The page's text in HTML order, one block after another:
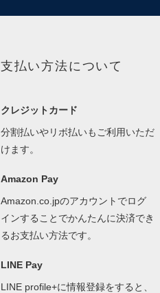
支払い方法について
クレジットカード
分割払いやリボ払いもご利用いただ
けます。
Amazon Pay
Amazon.co.jpのアカウントでログ
インすることでかんたんに決済でき
るお支払い方法です。
LINE Pay
LINE profile+に情報登録をすると、